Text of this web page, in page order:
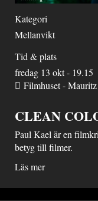
Kategori
Mellanvikt
Tid & plats
fredag 13 okt - 19.15
Filmhuset - Mauritz
CLEAN
Paul Kael är en
betyg till filmer.
Läs mer